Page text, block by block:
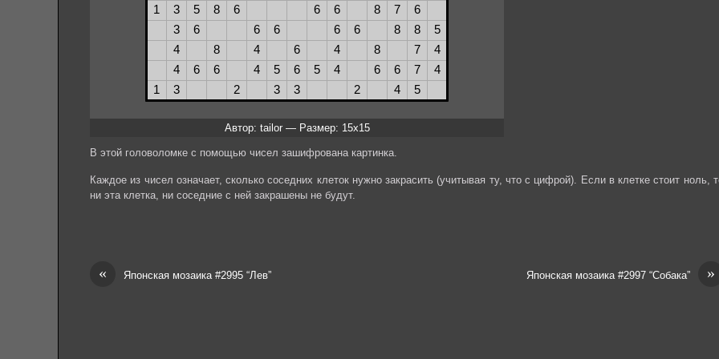
Автор: tailor — Размер: 15x15
В этой головоломке с помощью чисел зашифрована картинка.
Каждое из чисел означает, сколько соседних клеток нужно закрасить (учитывая ту, что с цифрой). Если в клетке стоит ноль,
ни эта клетка, ни соседние с ней закрашены не будут.
« Японская мозаика #2995 “Лев” »
Японская мозаика #2997 “Собака”